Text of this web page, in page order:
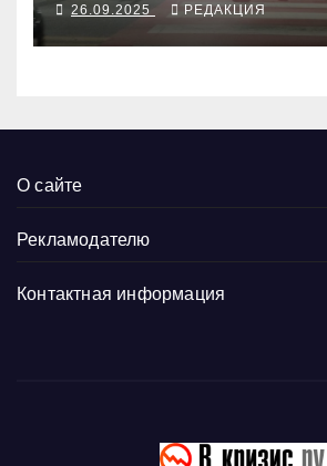
26.09.2025 РЕДАКЦИЯ
О сайте
Рекламодателю
Контактная информация